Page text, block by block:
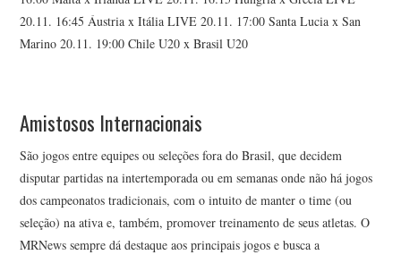
20.11. 16:45 Áustria x Itália LIVE 20.11. 17:00 Santa Lucia x San
Marino 20.11. 19:00 Chile U20 x Brasil U20
Amistosos Internacionais
São jogos entre equipes ou seleções fora do Brasil, que decidem
disputar partidas na intertemporada ou em semanas onde não há jogos
dos campeonatos tradicionais, com o intuito de manter o time (ou
seleção) na ativa e, também, promover treinamento de seus atletas. O
MRNews sempre dá destaque aos principais jogos e busca a